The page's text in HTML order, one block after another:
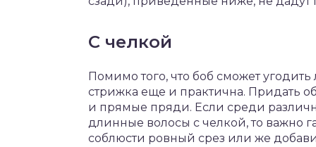
С челкой
Помимо того, что боб сможет
стрижка еще и практична. Придать
и прямые пряди. Если среди
длинные волосы с челкой, то важно
соблюсти ровный срез или же